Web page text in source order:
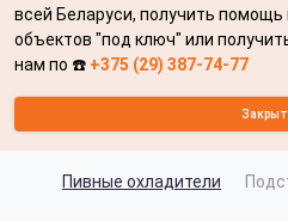
всей Беларуси, получить помощь
объектов "под ключ" или
нам по ☎️ +375 (29) 387-74-77
Пивные охладители